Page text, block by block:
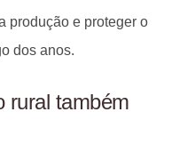
produção e proteger o
dos anos.
rural também